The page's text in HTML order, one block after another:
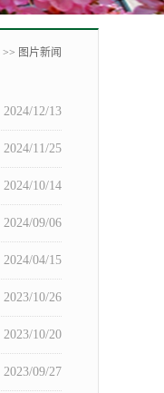
>> 图片新闻
2024/12/13
2024/11/25
2024/10/14
2024/09/06
2024/04/15
2023/10/26
2023/10/20
2023/09/27